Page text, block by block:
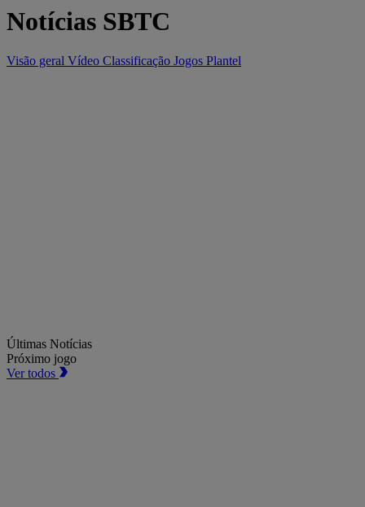
Notícias SBTC
Visão geral Vídeo Classificação Jogos Plantel
Últimas Notícias
Próximo jogo
Ver todos